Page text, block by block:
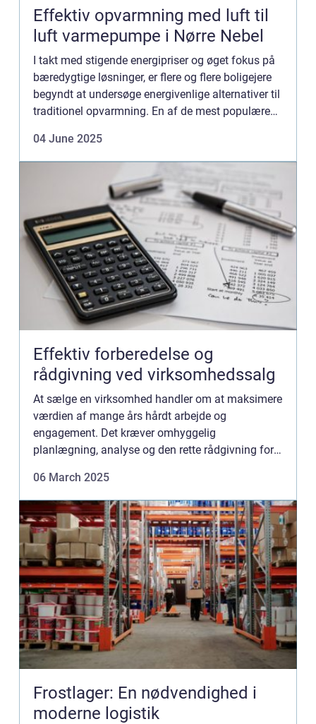
Effektiv opvarmning med luft til
luft varmepumpe i Nørre Nebel
I takt med stigende energipriser og øget fokus på
bæredygtige løsninger, er flere og flere boligejere
begyndt at undersøge energivenlige alternativer til
traditionel opvarmning. En af de mest populære
04 June 2025
Effektiv forberedelse og
rådgivning ved virksomhedssalg
At sælge en virksomhed handler om at maksimere
værdien af mange års hårdt arbejde og
engagement. Det kræver omhyggelig
planlægning, analyse og den rette rådgivning for
06 March 2025
Frostlager: En nødvendighed i
moderne logistik